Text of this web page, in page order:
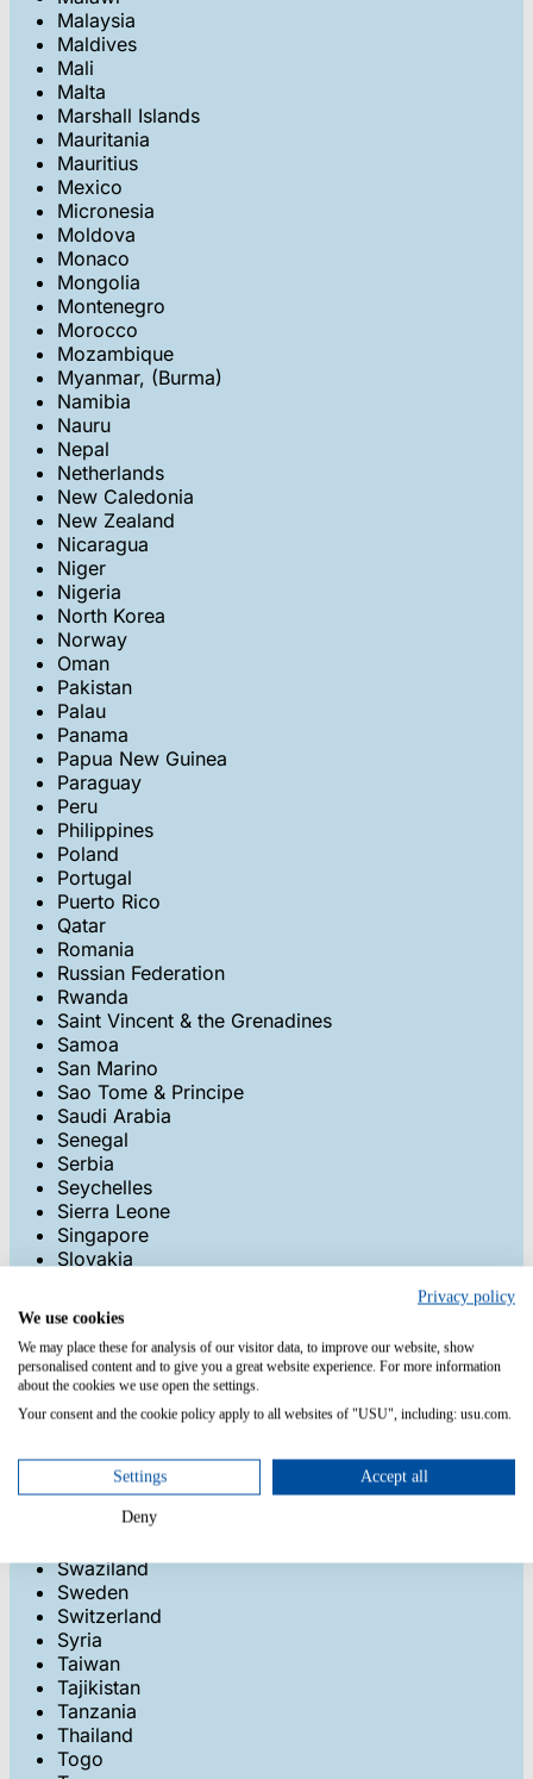
Malaysia
Maldives
Mali
Malta
Marshall Islands
Mauritania
Mauritius
Mexico
Micronesia
Moldova
Monaco
Mongolia
Montenegro
Morocco
Mozambique
Myanmar, (Burma)
Namibia
Nauru
Nepal
Netherlands
New Caledonia
New Zealand
Nicaragua
Niger
Nigeria
North Korea
Norway
Oman
Pakistan
Palau
Panama
Papua New Guinea
Paraguay
Peru
Philippines
Poland
Portugal
Puerto Rico
Qatar
Romania
Russian Federation
Rwanda
Saint Vincent & the Grenadines
Samoa
San Marino
Sao Tome & Principe
Saudi Arabia
Senegal
Serbia
Seychelles
Sierra Leone
Singapore
Slovakia
Solomon Islands
Somalia
South Africa
South Korea
South Sudan
Spain
St Kitts & Nevis
St Lucia
Swaziland
Sweden
Switzerland
Syria
Taiwan
Tajikistan
Tanzania
Thailand
Togo
Privacy policy
We use cookies
We may place these for analysis of our visitor data, to improve our website, show
personalised content and to give you a great website experience. For more information
about the cookies we use open the settings.
Your consent and the cookie policy apply to all websites of "USU", including: usu.com.
Settings Accept all
Deny